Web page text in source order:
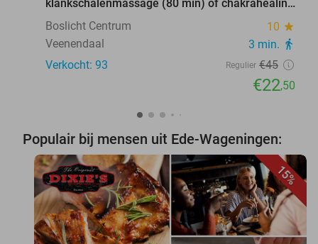
klankschalenmassage (80 min) of chakrahealing
(80 min)
Boslicht Centrum 10 star
Veenendaal 3 min. directions_walk
Verkocht: 93 Regulier €45
€22,50
Populair bij mensen uit Ede-Wageningen:
15%